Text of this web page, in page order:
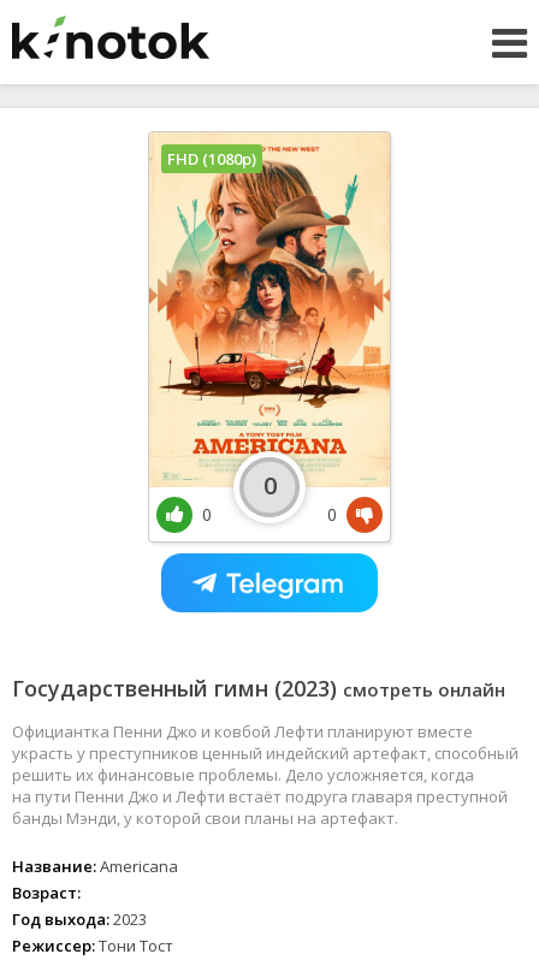
Государственный гимн (2023) смотреть онлайн
Официантка Пенни Джо и ковбой Лефти планируют вместе
украсть у преступников ценный индейский артефакт, способный
решить их финансовые проблемы. Дело усложняется, когда
на пути Пенни Джо и Лефти встаёт подруга главаря преступной
банды Мэнди, у которой свои планы на артефакт.
Название:Americana
Возраст:
Год выхода:2023
Режиссер:Тони Тост
FHD (1080p)
0
0
0